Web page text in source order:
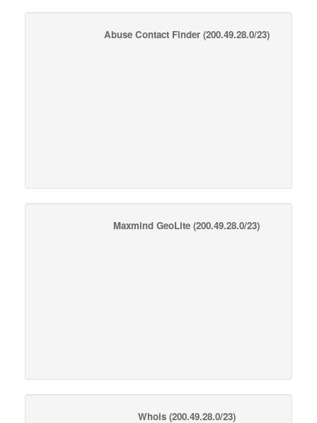
Abuse Contact Finder(200.49.28.0/23)
Maxmind GeoLite (200.49.28.0/23)
Whois(200.49.28.0/23)